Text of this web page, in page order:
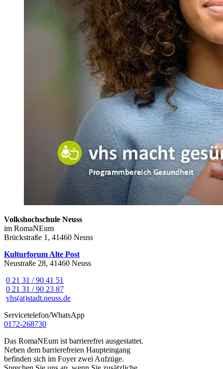
Volkshochschule Neuss
im RomaNEum
Brückstraße 1, 41460 Neuss
Kulturforum Alte Post
Neustraße 28, 41460 Neuss
0 21 31 / 90 41 51
0 21 31 / 90 23 87
vhs(at)stadt.neuss.de
Servicetelefon/WhatsApp
0172-268730
Das RomaNEum ist barrierefrei ausgestattet.
Neben dem barrierefreien Haupteingang
befinden sich im Foyer zwei Aufzüge.